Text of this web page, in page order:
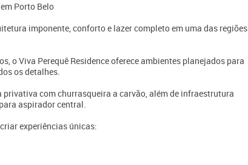
Porto Belo
imponente, conforto e lazer completo em uma das regiões
o Viva Perequê Residence oferece ambientes planejados para
os detalhes.
com churrasqueira a carvão, além de infraestrutura
aspirador central.
experiências únicas: